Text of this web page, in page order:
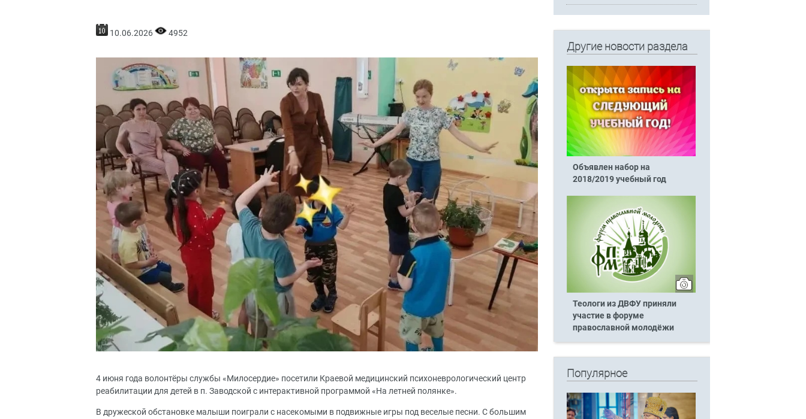
10.06.2026 4952
4 июня года волонтёры службы «Милосердие» посетили Краевой медицинский психоневрологический центр
реабилитации для детей в п. Заводской с интерактивной программой «На летней полянке».
В дружеской обстановке малыши поиграли с насекомыми в подвижные игры под веселые песни. С большим
Другие новости раздела
Объявлен набор на
2018/2019 учебный год
Теологи из ДВФУ приняли
участие в форуме
православной молодёжи
Популярное